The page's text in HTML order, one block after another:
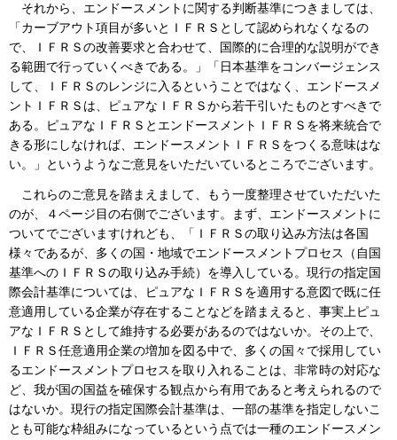
それから、エンドースメントに関する判断基準につきましては、
「カーブアウト項目が多いとＩＦＲＳとして認められなくなるの
で、ＩＦＲＳの改善要求と合わせて、国際的に合理的な説明ができ
る範囲で行っていくべきである。」「日本基準をコンバージェンス
して、ＩＦＲＳのレンジに入るということではなく、エンドースメ
ントＩＦＲＳは、ピュアなＩＦＲＳから若干引いたものとすべきで
ある。ピュアなＩＦＲＳとエンドースメントＩＦＲＳを将来統合で
きる形にしなければ、エンドースメントＩＦＲＳをつくる意味はな
い。」というようなご意見をいただいているところでございます。
これらのご意見を踏まえまして、もう一度整理させていただいた
のが、４ページ目の右側でございます。まず、エンドースメントに
ついてでございますけれども、「ＩＦＲＳの取り込み方法は各国
様々であるが、多くの国・地域でエンドースメントプロセス（自国
基準へのＩＦＲＳの取り込み手続）を導入している。現行の指定国
際会計基準については、ピュアなＩＦＲＳを適用する意図で既に任
意適用している企業が存在することなどを踏まえると、事実上ピュ
アなＩＦＲＳとして維持する必要があるのではないか。その上で、
ＩＦＲＳ任意適用企業の増加を図る中で、多くの国々で採用してい
るエンドースメントプロセスを取り入れることは、非常時の対応な
ど、我が国の国益を確保する観点から有用であると考えられるので
はないか。現行の指定国際会計基準は、一部の基準を指定しないこ
とも可能な枠組みになっているという点では一種のエンドースメン